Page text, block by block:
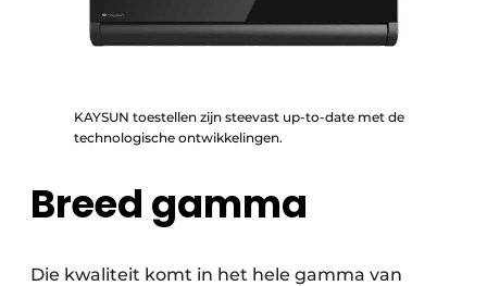
KAYSUN toestellen zijn steevast up-to-date met de
technologische ontwikkelingen.
Breed gamma
Die kwaliteit komt in het hele gamma van